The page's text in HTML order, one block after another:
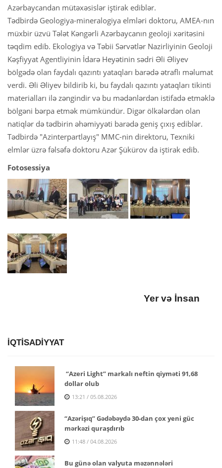
Azərbaycandan mütəxəsislər iştirak ediblər.
Tədbirdə Geologiya-mineralogiya elmləri doktoru, AMEA-nın
müxbir üzvü Tələt Kəngərli Azərbaycanın geoloji xəritəsini
təqdim edib. Ekologiya və Təbii Sərvətlər Nazirliyinin Geoloji
Kəşfiyyat Agentliyinin İdarə Heyətinin sədri Əli Əliyev
bölgədə olan faydalı qazıntı yataqları barədə ətraflı məlumat
verdi. Əli Əliyev bildirib ki, bu faydalı qazıntı yataqları tikinti
materialları ilə zəngindir və bu mədənlərdən istifadə etməklə
bölgəni bərpa etmək mümkündür. Digər ölkələrdən olan
natiqlər də tədbirin əhəmiyyəti barədə geniş çıxış ediblər.
Tədbirdə "Azinterpartlayış" MMC-nin direktoru, Texniki
elmlər üzrə fəlsəfə doktoru Azər Şükürov da iştirak edib.
Fotosessiya
Yer və İnsan
İQTİSADİYYAT
“Azeri Light” markalı neftin qiyməti 91,68
dollar olub
13:21 / 05.08.2026
“Azərişıq” Gədəbəydə 30-dan çox yeni güc
mərkəzi quraşdırıb
11:48 / 04.08.2026
Bu günə olan valyuta məzənnələri